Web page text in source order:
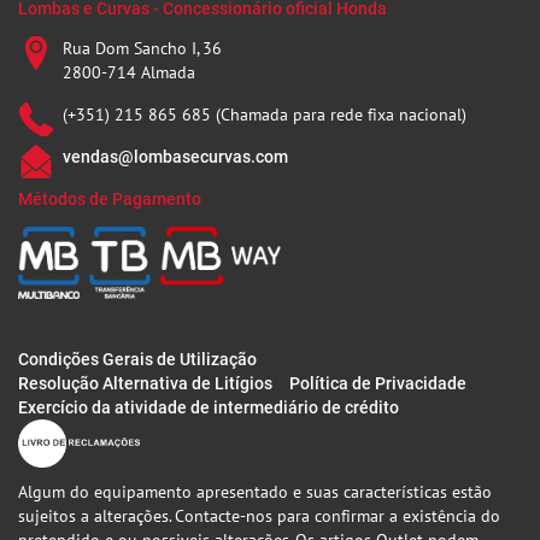
Lombas e Curvas - Concessionário oficial Honda
Rua Dom Sancho I, 36
2800-714 Almada
(+351) 215 865 685 (Chamada para rede fixa nacional)
vendas@lombasecurvas.com
Métodos de Pagamento
Condições Gerais de Utilização
Resolução Alternativa de Litígios
Política de Privacidade
Exercício da atividade de intermediário de crédito
Algum do equipamento apresentado e suas características estão
sujeitos a alterações. Contacte-nos para confirmar a existência do